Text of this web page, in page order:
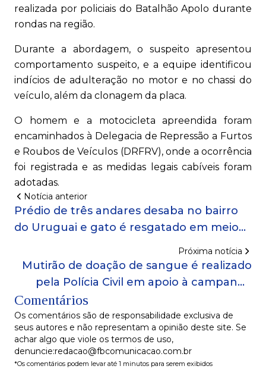
realizada por policiais do Batalhão Apolo durante
rondas na região.
Durante a abordagem, o suspeito apresentou
comportamento suspeito, e a equipe identificou
indícios de adulteração no motor e no chassi do
veículo, além da clonagem da placa.
O homem e a motocicleta apreendida foram
encaminhados à Delegacia de Repressão a Furtos
e Roubos de Veículos (DRFRV), onde a ocorrência
foi registrada e as medidas legais cabíveis foram
adotadas.
Notícia anterior
Prédio de três andares desaba no bairro
do Uruguai e gato é resgatado em meio
Próxima notícia
Mutirão de doação de sangue é realizado
pela Polícia Civil em apoio à campanha
Junho Vermelho da Fundação Hemoba
Comentários
Os comentários são de responsabilidade exclusiva de
seus autores e não representam a opinião deste site. Se
achar algo que viole os termos de uso,
denuncie:redacao@fbcomunicacao.com.br
*Os comentários podem levar até 1 minutos para serem exibidos